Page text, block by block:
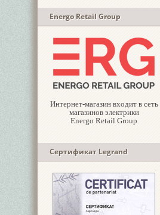
Energo Retail Group
Интернет-магазин входит в сеть
магазинов электрики
Energo Retail Group
Сертификат Legrand